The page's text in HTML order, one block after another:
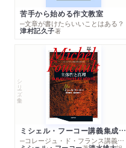
苦手から始める作文教室
─文章が書けたらいいことはある？
津村記久子著
シリーズ・全集
ミシェル・フーコー講義集成１０ 主体性と真理
─コレージュ・ド・フランス講義１９８０－１９８１年度